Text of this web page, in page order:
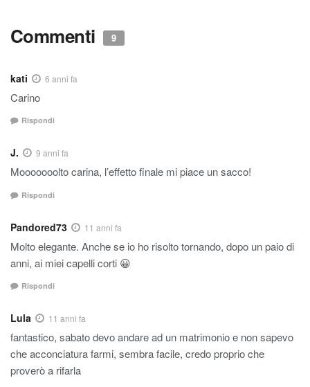
Commenti 9
kati 6 anni fa
Carino
Rispondi
J. 9 anni fa
Mooooooolto carina, l’effetto finale mi piace un sacco!
Rispondi
Pandored73 11 anni fa
Molto elegante. Anche se io ho risolto tornando, dopo un paio di
anni, ai miei capelli corti 😀
Rispondi
Lula 11 anni fa
fantastico, sabato devo andare ad un matrimonio e non sapevo
che acconciatura farmi, sembra facile, credo proprio che
proverò a rifarla